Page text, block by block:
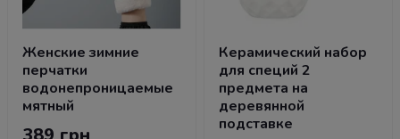
Женские зимние
перчатки
водонепроницаемые
мятный
Керамический набор
для специй 2
предмета на
деревянной
подставке